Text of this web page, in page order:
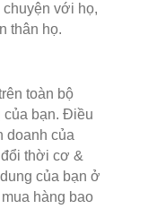
với họ,
thân họ.
toàn bộ
của bạn. Điều
doanh của
thời cơ &
của bạn ở
hàng bao